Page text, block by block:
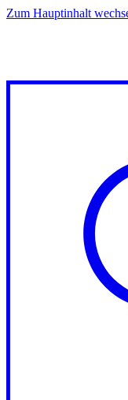
Zum Hauptinhalt